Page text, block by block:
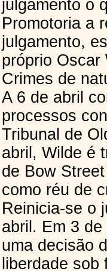
julgamento o
Promotoria a
julgamento,
próprio Oscar
Crimes de
A 6 de abril
processos
Tribunal de
abril, Wilde é
de Bow
como réu de
Reinicia-se o
abril. Em 3
uma decisão
liberdade